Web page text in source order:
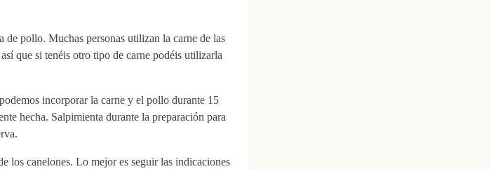
de pollo. Muchas personas utilizan la carne de las
que si tenéis otro tipo de carne podéis utilizarla
incorporar la carne y el pollo durante 15
hecha. Salpimienta durante la preparación para
los canelones. Lo mejor es seguir las indicaciones